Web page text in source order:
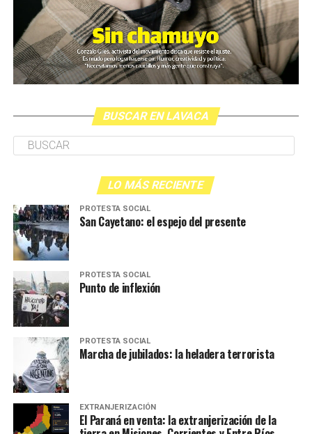
BUSCAR EN LAVACA
LO MÁS RECIENTE
PROTESTA SOCIAL
San Cayetano: el espejo del presente
PROTESTA SOCIAL
Punto de inflexión
PROTESTA SOCIAL
Marcha de jubilados: la heladera terrorista
EXTRANJERIZACIÓN
El Paraná en venta: la extranjerización de la